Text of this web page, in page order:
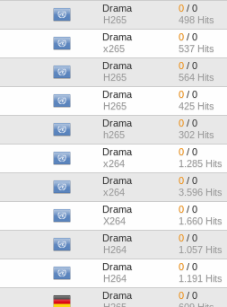
Drama
H265
0 / 0
498 Hits
Drama
x265
0 / 0
537 Hits
Drama
H265
0 / 0
564 Hits
Drama
H265
0 / 0
425 Hits
Drama
h265
0 / 0
302 Hits
Drama
x264
0 / 0
1.285 Hits
Drama
x264
0 / 0
3.596 Hits
Drama
X264
0 / 0
1.660 Hits
Drama
H264
0 / 0
1.057 Hits
Drama
H264
0 / 0
1.191 Hits
Drama
0 / 0